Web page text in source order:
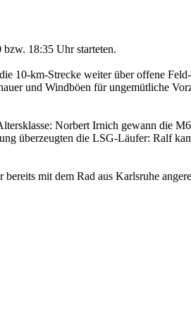
18:35 Uhr starteten.
10-km-Strecke weiter über offene
und Windböen für ungemütliche
Norbert Irnich gewann die
überzeugten die LSG-Läufer: Ralf
mit dem Rad aus Karlsruhe